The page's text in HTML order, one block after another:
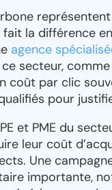
la différence
agence
secteur,
coût par clic
pour
et PME du
leur coût
Une
importante,